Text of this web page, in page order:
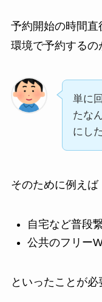
予約開始の時間
環境で予約するの
単に
たな
にし
そのために例えば
自宅など普段
公共のフリー
といったことが必